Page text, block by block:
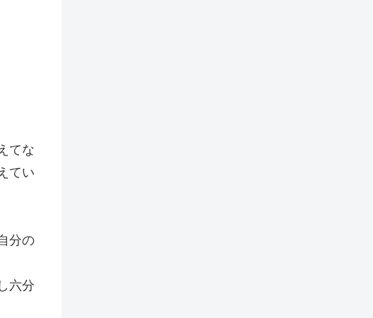
てな
てい
分の
六分